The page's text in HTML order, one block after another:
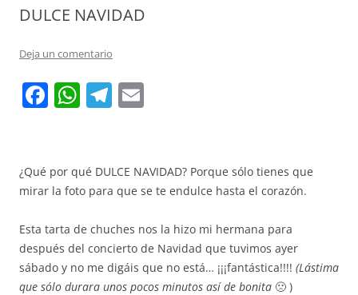
DULCE NAVIDAD
Deja un comentario
F
e
b
o
o
k
W
s
A
p
p
T
gr
a
m
l
¿Qué por qué DULCE NAVIDAD? Porque sólo tienes que
mirar la foto para que se te endulce hasta el corazón.
Esta tarta de chuches nos la hizo mi hermana para
después del concierto de Navidad que tuvimos ayer
sábado y no me digáis que no está… ¡¡¡fantástica!!!! (Lástima
que sólo durara unos pocos minutos así de bonita 🙁 )